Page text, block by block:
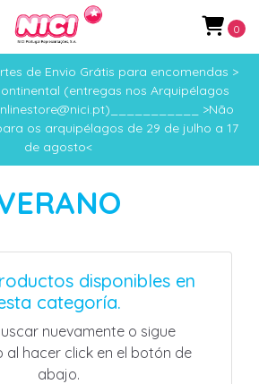
de Envio Grátis para encomendas >
(entregas nos Arquipélagos
>Não
os arquipélagos de 29 de julho a 17
de agosto<
0
disponibles en
categoría.
nuevamente o sigue
al hacer click en el botón de
abajo.